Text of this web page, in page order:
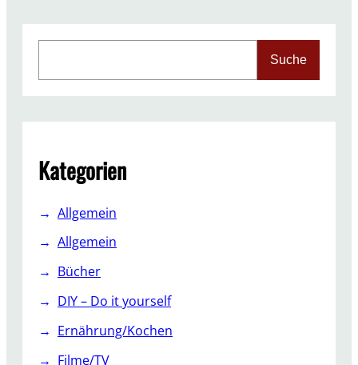
r
1
c
Suche
Kategorien
Allgemein
Allgemein
Bücher
DIY – Do it yourself
Ernährung/Kochen
Filme/TV